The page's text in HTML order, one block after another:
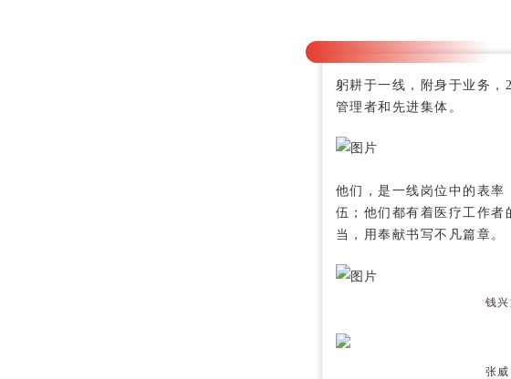
躬耕于一线，附身于业务
管理者和先进集体。
他们，是一线岗位中的表率
伍；他们都有着医疗工作者
当，用奉献书写不凡篇章。
钱
张